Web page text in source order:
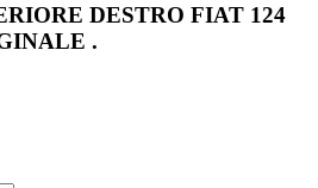
DESTRO FIAT 124
.